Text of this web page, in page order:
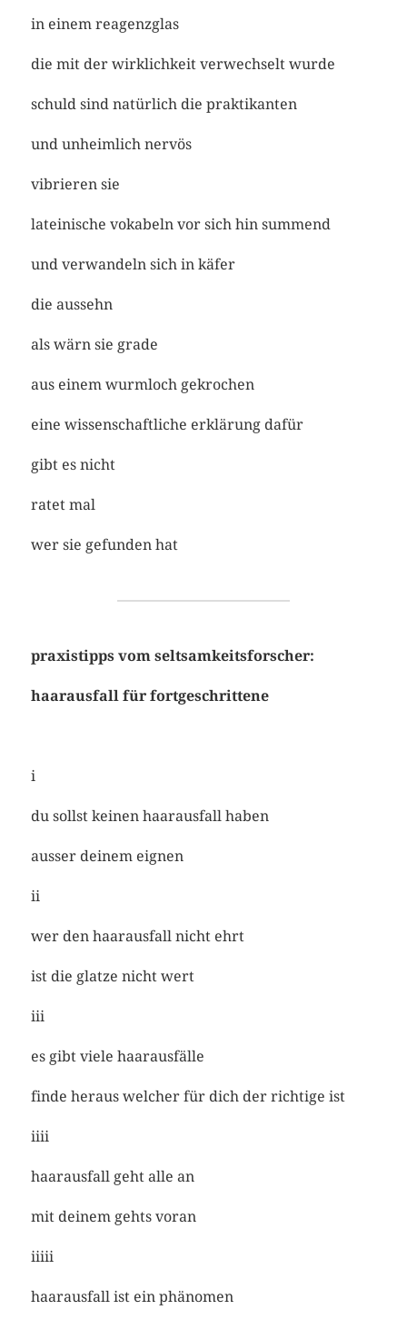
in einem reagenzglas
die mit der wirklichkeit verwechselt wurde
schuld sind natürlich die praktikanten
und unheimlich nervös
vibrieren sie
lateinische vokabeln vor sich hin summend
und verwandeln sich in käfer
die aussehn
als wärn sie grade
aus einem wurmloch gekrochen
eine wissenschaftliche erklärung dafür
gibt es nicht
ratet mal
wer sie gefunden hat
praxistipps vom seltsamkeitsforscher:
haarausfall für fortgeschrittene
i
du sollst keinen haarausfall haben
ausser deinem eignen
ii
wer den haarausfall nicht ehrt
ist die glatze nicht wert
iii
es gibt viele haarausfälle
finde heraus welcher für dich der richtige ist
iiii
haarausfall geht alle an
mit deinem gehts voran
iiiii
haarausfall ist ein phänomen